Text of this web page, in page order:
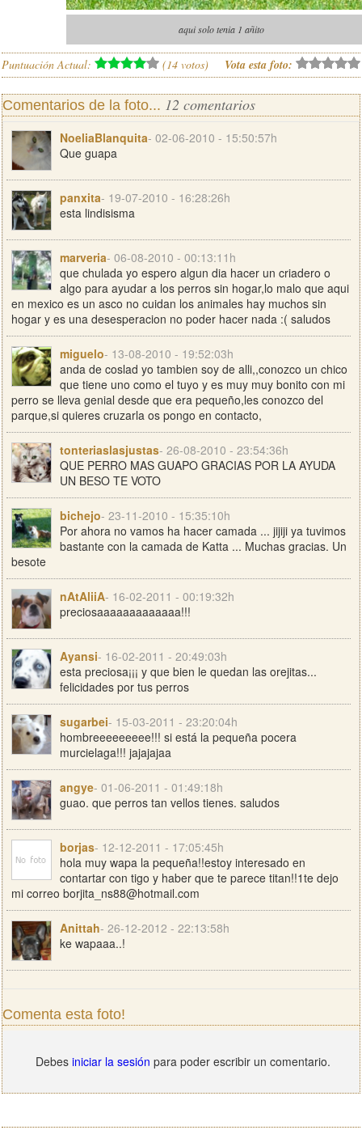
aqui solo tenia 1 añito
Puntuación Actual: (14 votos) Vota esta foto:
Comentarios de la foto... 12 comentarios
NoeliaBlanquita- 02-06-2010 - 15:50:57h
Que guapa
panxita- 19-07-2010 - 16:28:26h
esta lindisisma
marveria- 06-08-2010 - 00:13:11h
que chulada yo espero algun dia hacer un criadero o
algo para ayudar a los perros sin hogar,lo malo que aqui
en mexico es un asco no cuidan los animales hay muchos sin
hogar y es una desesperacion no poder hacer nada :( saludos
miguelo- 13-08-2010 - 19:52:03h
anda de coslad yo tambien soy de alli,,conozco un chico
que tiene uno como el tuyo y es muy muy bonito con mi
perro se lleva genial desde que era pequeño,les conozco del
parque,si quieres cruzarla os pongo en contacto,
tonteriaslasjustas- 26-08-2010 - 23:54:36h
QUE PERRO MAS GUAPO GRACIAS POR LA AYUDA
UN BESO TE VOTO
bichejo- 23-11-2010 - 15:35:10h
Por ahora no vamos ha hacer camada ... jijiji ya tuvimos
bastante con la camada de Katta ... Muchas gracias. Un
besote
nAtAliiA- 16-02-2011 - 00:19:32h
preciosaaaaaaaaaaaaa!!!
Ayansi- 16-02-2011 - 20:49:03h
esta preciosa¡¡¡ y que bien le quedan las orejitas...
felicidades por tus perros
sugarbei- 15-03-2011 - 23:20:04h
hombreeeeeeeee!!! si está la pequeña pocera
murcielaga!!! jajajajaa
angye- 01-06-2011 - 01:49:18h
guao. que perros tan vellos tienes. saludos
borjas- 12-12-2011 - 17:05:45h
hola muy wapa la pequeña!!estoy interesado en
contartar con tigo y haber que te parece titan!!1te dejo
mi correo borjita_ns88@hotmail.com
Anittah- 26-12-2012 - 22:13:58h
ke wapaaa..!
Comenta esta foto!
Debes iniciar la sesión para poder escribir un comentario.